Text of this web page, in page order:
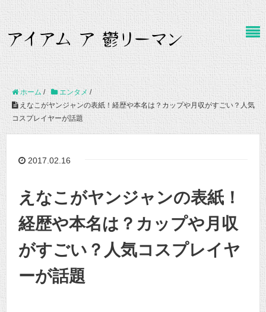
ホーム / エンタメ /
えなこがヤンジャンの表紙！経歴や本名は？カップや月収がすごい？人気
コスプレイヤーが話題
2017.02.16
えなこがヤンジャンの表紙！
経歴や本名は？カップや月収
がすごい？人気コスプレイヤ
ーが話題